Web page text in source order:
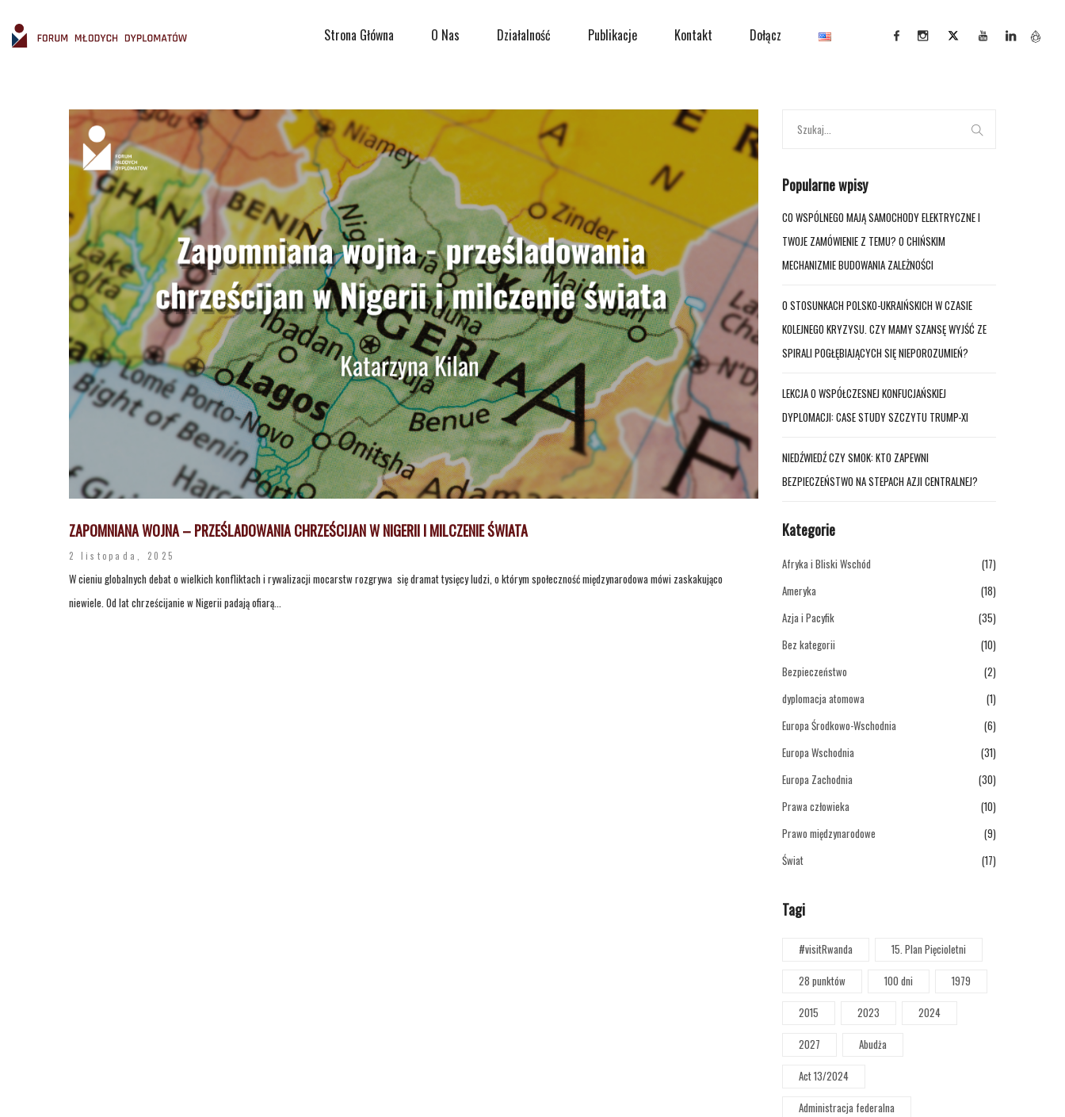
Strona Główna O Nas Działalność Publikacje Kontakt Dołącz
ZAPOMNIANA WOJNA – PRZEŚLADOWANIA CHRZEŚCIJAN W NIGERII I MILCZENIE ŚWIATA
2 listopada, 2025
W cieniu globalnych debat o wielkich konfliktach i rywalizacji mocarstw rozgrywa się dramat tysięcy ludzi, o którym społeczność międzynarodowa mówi zaskakująco
niewiele. Od lat chrześcijanie w Nigerii padają ofiarą...
Popularne wpisy
CO WSPÓLNEGO MAJĄ SAMOCHODY ELEKTRYCZNE I
TWOJE ZAMÓWIENIE Z TEMU? O CHIŃSKIM
MECHANIZMIE BUDOWANIA ZALEŻNOŚCI
O STOSUNKACH POLSKO-UKRAIŃSKICH W CZASIE
KOLEJNEGO KRYZYSU. CZY MAMY SZANSĘ WYJŚĆ ZE
SPIRALI POGŁĘBIAJĄCYCH SIĘ NIEPOROZUMIEŃ?
LEKCJA O WSPÓŁCZESNEJ KONFUCJAŃSKIEJ
DYPLOMACJI: CASE STUDY SZCZYTU TRUMP-XI
NIEDŹWIEDŹ CZY SMOK: KTO ZAPEWNI
BEZPIECZEŃSTWO NA STEPACH AZJI CENTRALNEJ?
Kategorie
Afryka i Bliski Wschód
(17)
Ameryka
(18)
Azja i Pacyfik
(35)
Bez kategorii
(10)
Bezpieczeństwo
(2)
dyplomacja atomowa
(1)
Europa Środkowo-Wschodnia
(6)
Europa Wschodnia
(31)
Europa Zachodnia
(30)
Prawa człowieka
(10)
Prawo międzynarodowe
(9)
Świat
(17)
Tagi
#visitRwanda
15. Plan Pięcioletni
28 punktów
100 dni
1979
2015
2023
2024
2027
Abudża
Act 13/2024
Administracja federalna